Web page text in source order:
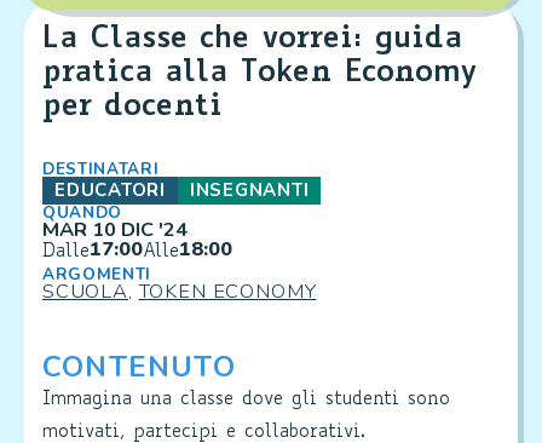
La Classe che vorrei: guida
pratica alla Token Economy
per docenti
DESTINATARI
EDUCATORI INSEGNANTI
QUANDO
MAR 10 DIC '24
Dalle17:00Alle18:00
ARGOMENTI
SCUOLA,TOKEN ECONOMY
CONTENUTO
Immagina una classe dove gli studenti sono
motivati, partecipi e collaborativi.